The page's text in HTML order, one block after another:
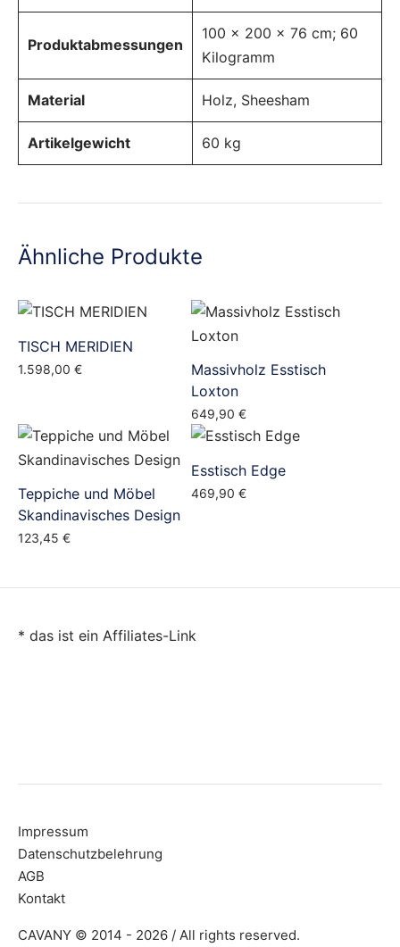
Produktabmessungen
‎100 x 200 x 76 cm; 60
Kilogramm
Material ‎Holz, Sheesham
Artikelgewicht ‎60 kg
Ähnliche Produkte
TISCH MERIDIEN
1.598,00 €
Massivholz Esstisch
Loxton
649,90 €
Teppiche und Möbel
Skandinavisches Design
123,45 €
Esstisch Edge
469,90 €
* das ist ein Affiliates-Link
Impressum
Datenschutzbelehrung
AGB
Kontakt
CAVANY © 2014 - 2026 / All rights reserved.